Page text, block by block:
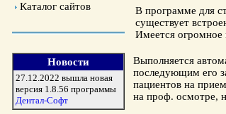
Каталог сайтов
Новости
27.12.2022 вышла новая
версия 1.8.56 программы
Дентал-Софт
В программе для
существует
Имеется огромное
Выполняется
последующим его
пациентов на
на проф. осмотре,